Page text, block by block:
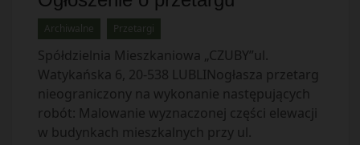
Archiwalne Przetargi
Spółdzielnia Mieszkaniowa „CZUBY”ul.
Watykańska 6, 20-538 LUBLINogłasza przetarg
nieograniczony na wykonanie następujących
robót: Malowanie wyznaczonej części elewacji
w budynkach mieszkalnych przy ul.